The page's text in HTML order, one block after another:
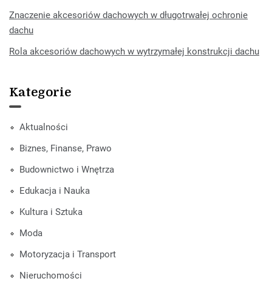
Znaczenie akcesoriów dachowych w długotrwałej ochronie
dachu
Rola akcesoriów dachowych w wytrzymałej konstrukcji dachu
Kategorie
Aktualności
Biznes, Finanse, Prawo
Budownictwo i Wnętrza
Edukacja i Nauka
Kultura i Sztuka
Moda
Motoryzacja i Transport
Nieruchomości